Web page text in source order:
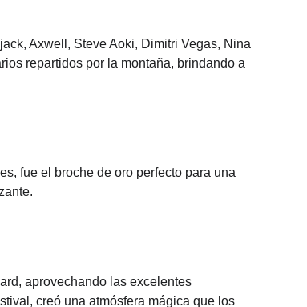
Axwell, Steve Aoki, Dimitri Vegas, Nina
repartidos por la montaña, brindando a
fue el broche de oro perfecto para una
aprovechando las excelentes
creó una atmósfera mágica que los